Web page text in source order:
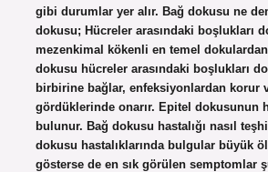
gibi durumlar yer alır. Bağ dokusu ne
dokusu; Hücreler arasındaki boşlukları
mezenkimal kökenli en temel
dokusu hücreler arasındaki boşlukları
birbirine bağlar, enfeksiyonlardan korur
gördüklerinde onarır. Epitel dokusunun
bulunur. Bağ dokusu hastalığı nasıl
dokusu hastalıklarında bulgular büyük
gösterse de en sık görülen semptomlar